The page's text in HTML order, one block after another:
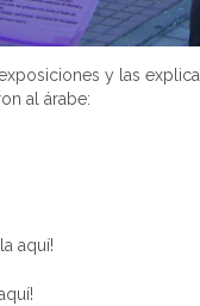
y las
al árabe:
aquí!